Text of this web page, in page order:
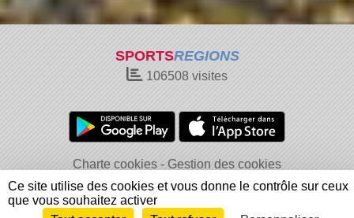
SPORTSREGIONS
106508 visites
Charte cookies
Gestion des cookies
Informations légales
Signaler un contenu inapproprié
Ce site utilise des cookies et vous donne le contrôle sur ceux
que vous souhaitez activer